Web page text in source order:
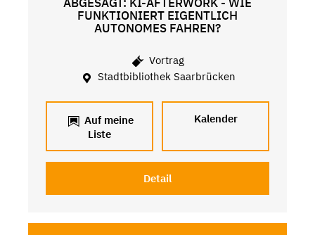
FUNKTIONIERT EIGENTLICH
AUTONOMES FAHREN?
Vortrag
Stadtbibliothek Saarbrücken
Auf meine
Liste
Kalender
Detail